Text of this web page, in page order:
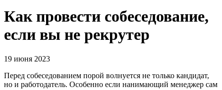
Как провести собеседование,
если вы не рекрутер
19 июня 2023
Перед собеседованием порой волнуется не только кандидат,
но и работодатель. Особенно если нанимающий менеджер сам